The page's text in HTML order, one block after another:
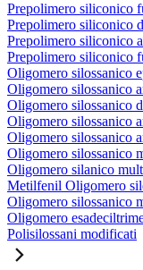
Prepolimero siliconico
Prepolimero siliconico
Prepolimero siliconico
Prepolimero siliconico
Oligomero silossanico
Oligomero silossanico
Oligomero silossanico
Oligomero silossanico
Oligomero silossanico
Oligomero silossanico
Oligomero silanico
Metilfenil Oligomero
Oligomero silossanico
Oligomero
Polisilossani modificati